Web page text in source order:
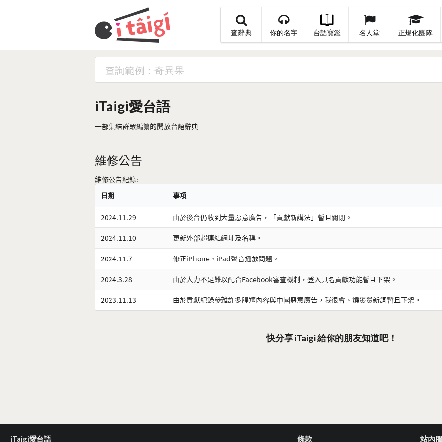
查辭典 你的名字 台語寶鑑 名人堂 正規化團隊
iTaigi愛台語
一部集結群眾編纂的開放台語辭典
維修公告
維修公告紀錄:
日期
事項
2024.11.29 由於後台仍收到大量惡意廣告，「貢獻新講法」暫且關閉。
2024.11.10 更新外部超連結網址及名稱。
2024.11.7 修正iPhone、iPad聲音播放問題。
2024.3.28 由於人力不足難以配合Facebook審查機制，登入具名貢獻功能暫且下架。
2023.11.13 由於貢獻紀錄參雜許多腥羶內容與中國惡意廣告，我很會、燒燙燙新詞暫且下架。
快分享 iTaigi 給你的朋友知道吧！
iTaigi愛台語 條款 站內